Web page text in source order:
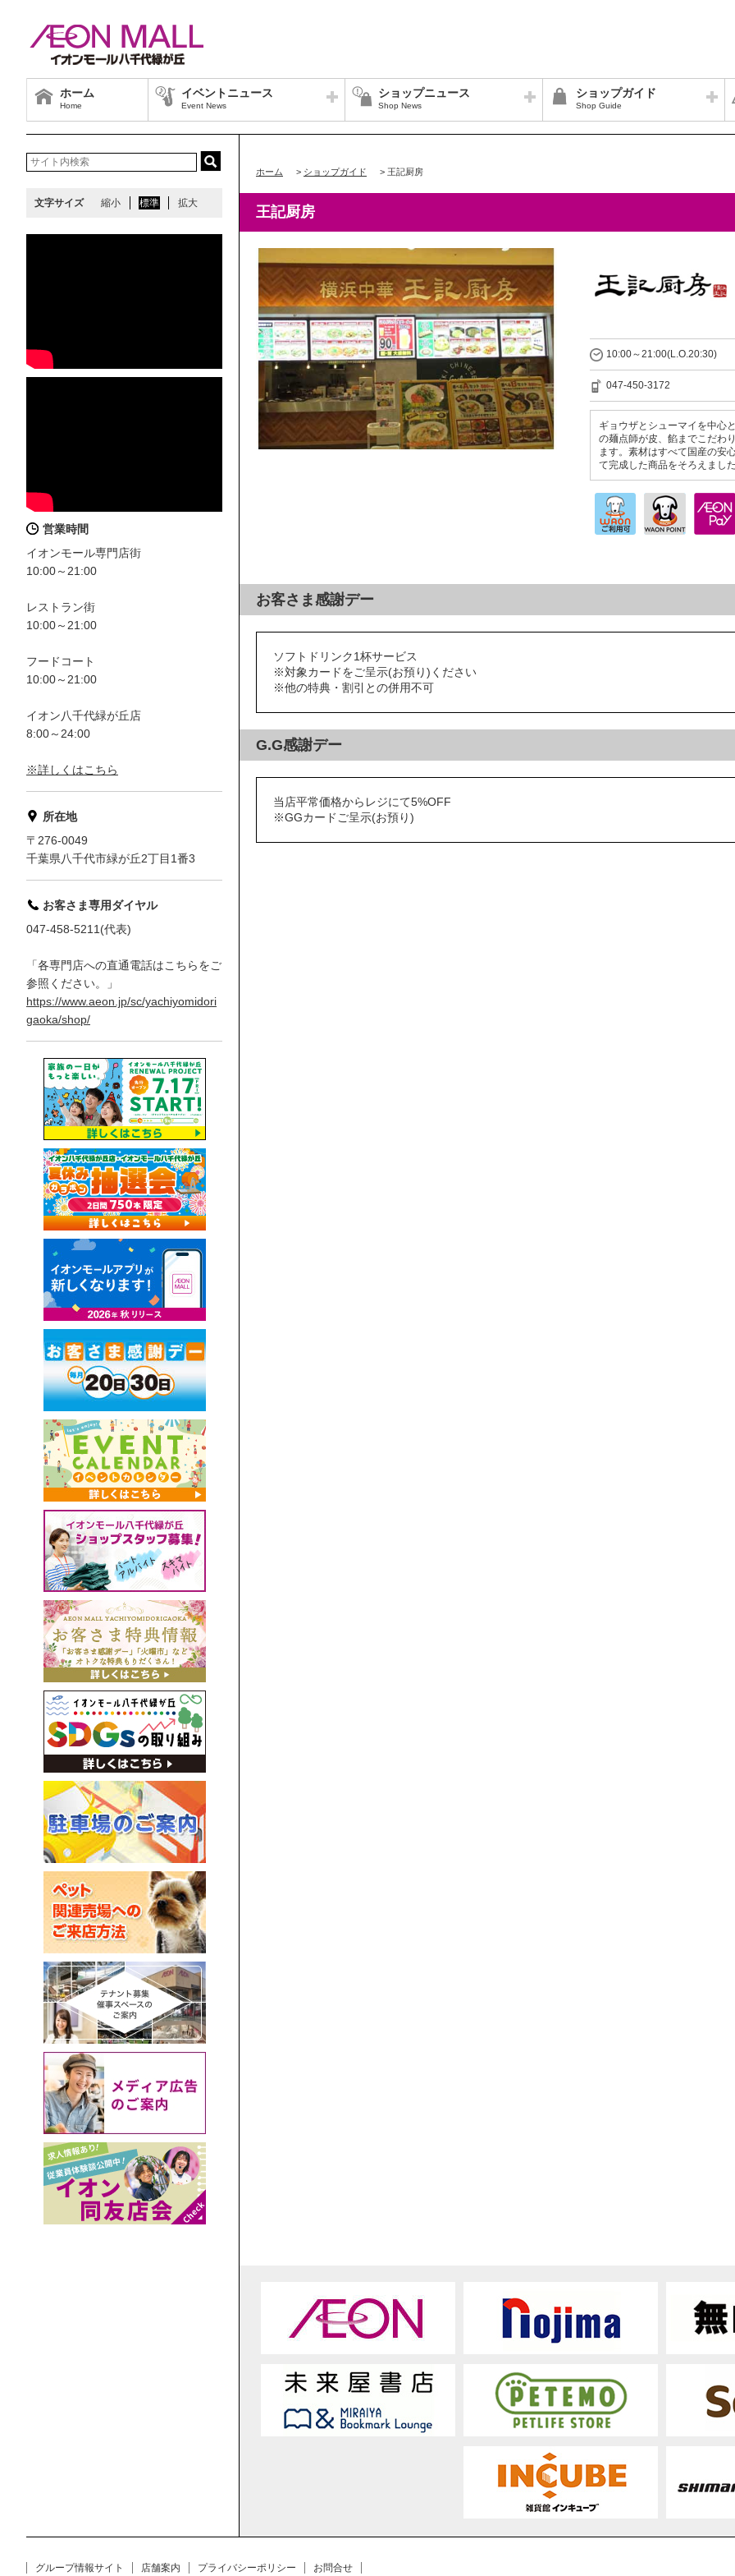
ホーム
Home
イベントニュース
Event News
ショップニュース
Shop News
ショップガイド
Shop Guide
ホーム > ショップガイド > 王記厨房
王記厨房
10:00～21:00(L.O.20:30)
047-450-3172
ギョウザとシューマイを中心
の麺点師が皮、餡までこだわ
ます。素材はすべて国産の安
て完成した商品をそろえました
お客さま感謝デー
ソフトドリンク1杯サービス
※対象カードをご呈示(お預り)ください
※他の特典・割引との併用不可
G.G感謝デー
当店平常価格からレジにて5%OFF
※GGカードご呈示(お預り)
文字サイズ 縮小 標準 拡大
営業時間
イオンモール専門店街
10:00～21:00
レストラン街
10:00～21:00
フードコート
10:00～21:00
イオン八千代緑が丘店
8:00～24:00
※詳しくはこちら
所在地
〒276-0049
千葉県八千代市緑が丘2丁目1番3
お客さま専用ダイヤル
047-458-5211(代表)
「各専門店への直通電話はこちらをご
参照ください。」
https://www.aeon.jp/sc/yachiyomidori
gaoka/shop/
グループ情報サイト 店舗案内 プライバシーポリシー お問合せ